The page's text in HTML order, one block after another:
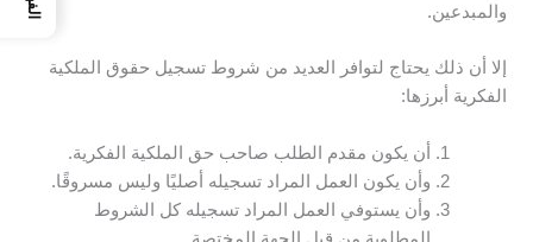
والمبدعين.
إلا أن ذلك يحتاج لتوافر العديد من شروط تسجيل حقوق الملكية
الفكرية أبرزها:
أن يكون مقدم الطلب صاحب حق الملكية الفكرية.
وأن يكون العمل المراد تسجيله أصليًا وليس مسروقًا.
وأن يستوفي العمل المراد تسجيله كل الشروط
المطلوبة من قبل الجهة المختصة.